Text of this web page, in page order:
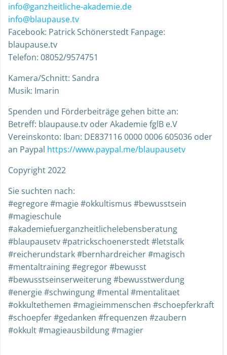
info@ganzheitliche-akademie.de
info@blaupause.tv
Facebook: Patrick Schönerstedt Fanpage:
blaupause.tv
Telefon: 08052/9574751
Kamera/Schnitt: Sandra
Musik: Imarin
Spenden und Förderbeiträge gehen bitte an:
Betreff: blaupause.tv oder Akademie fglB e.V
Vereinskonto: Iban: DE837116 0000 0006 605036 oder
an Paypal https://www.paypal.me/blaupausetv
Copyright 2022
Sie suchten nach:
#egregore #magie #okkultismus #bewusstsein
#magieschule
#akademiefuerganzheitlichelebensberatung
#blaupausetv #patrickschoenerstedt #letstalk
#reicherundstark #bernhardreicher #magisch
#mentaltraining #egregor #bewusst
#bewusstseinserweiterung #bewusstwerdung
#energie #schwingung #mental #mentalitaet
#okkultethemen #magieimmenschen #schoepferkraft
#schoepfer #gedanken #frequenzen #zaubern
#okkult #magieausbildung #magier